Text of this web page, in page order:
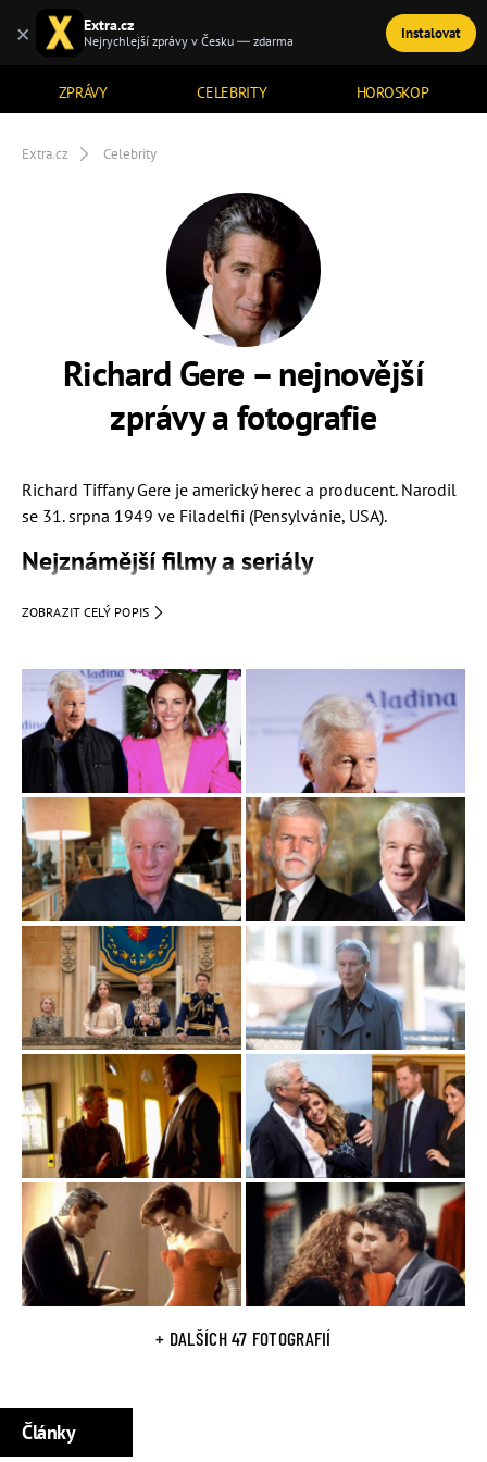
ZPRÁVY CELEBRITY HOROSKOP
TÉMATA
Extra.cz Celebrity
Richard Gere – nejnovější
zprávy a fotografie
Richard Tiffany Gere je americký herec a producent. Narodil
se 31. srpna 1949 ve Filadelfii (Pensylvánie, USA).
Nejznámější filmy a seriály
"Hačikó příběh psa": (Parker Wilson)
Proroctví z temnot (John Klein)
Chicago (Billy Flynn)
Podzim v New Yorku(Will Keane)
Nevěsta na útěku
(Ike Graham)
První rytíř(Lancelot)
Návrat Sommersbyho
(John Robert Sommersby)
Mrazivá vášeň(Dr. Isaac Barr)
Pretty WomanLewis)
Amíci
(Matt Dyson)
Kariéra
V roce 1967 absolvoval střední školu North Syrakus, kde
vynikal v gymnastice a hudbě, proto též skládal kompozice
pro školní představení. Pokračoval na Universitu
Massachusetts Amhest, kde si vybral jako obor filozofiia
východnínáboženstvíTuto školu ovšem po dvou letech
opustil.
Ve filmu debutoval roku 1975.
Je držitelem
Zlatého glóbusu
v kategorii Nejlepší herec ve
filmovém muzikálu nebo komedii. V roce 2015 se zúčastnil
Mezinárodního filmového festivalu v Karlových Varech
Během jeho zahajovacího ceremoniálu převzal převzal z
rukouJiřího Bartošky Křišťálový glóbusjako cenu za
celoživotní umělecký přínos.
sexy muže světa, 2006 byl zvolen Mužem roku.
Osobní život
ZOBRAZIT CELÝ POPIS
+ DALŠÍCH 47 FOTOGRAFIÍ
Články
× Extra.cz
Nejrychlejší zprávy v Česku — zdarma Instalovat